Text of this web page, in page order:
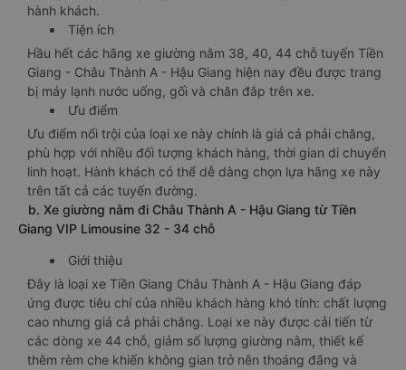
hành khách.
Tiện ích
Hầu hết các hãng xe giường nằm 38, 40, 44 chỗ tuyến Tiền
Giang - Châu Thành A - Hậu Giang hiện nay đều được trang
bị máy lạnh nước uống, gối và chăn đắp trên xe.
Ưu điểm
Ưu điểm nổi trội của loại xe này chính là giá cả phải chăng,
phù hợp với nhiều đối tượng khách hàng, thời gian di chuyển
linh hoạt. Hành khách có thể dễ dàng chọn lựa hãng xe này
trên tất cả các tuyến đường.
b. Xe giường nằm đi Châu Thành A - Hậu Giang từ Tiền
Giang VIP Limousine 32 - 34 chỗ
Giới thiệu
Đây là loại xe Tiền Giang Châu Thành A - Hậu Giang đáp
ứng được tiêu chí của nhiều khách hàng khó tính: chất lượng
cao nhưng giá cả phải chăng. Loại xe này được cải tiến từ
các dòng xe 44 chỗ, giảm số lượng giường nằm, thiết kế
thêm rèm che khiến không gian trở nên thoáng đãng và